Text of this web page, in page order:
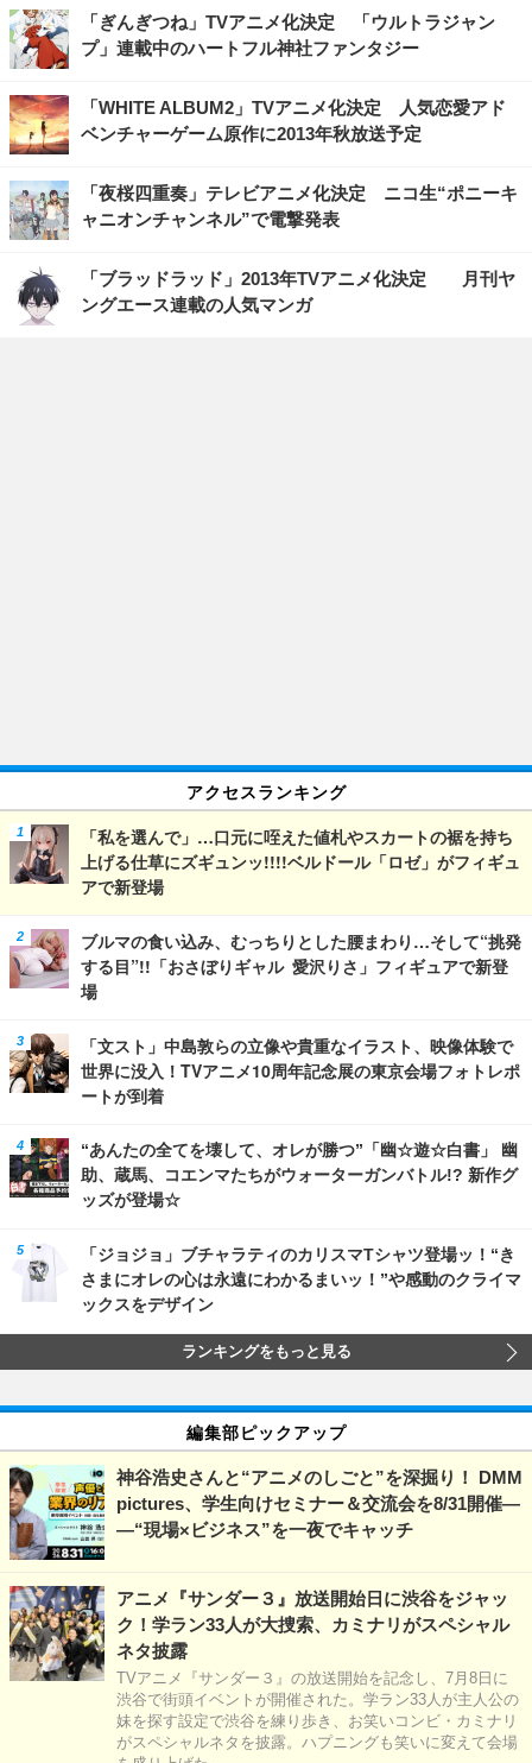
「ぎんぎつね」TVアニメ化決定 「ウルトラジャン
プ」連載中のハートフル神社ファンタジー
「WHITE ALBUM2」TVアニメ化決定 人気恋愛アド
ベンチャーゲーム原作に2013年秋放送予定
「夜桜四重奏」テレビアニメ化決定 ニコ生“ポニーキ
ャニオンチャンネル”で電撃発表
「ブラッドラッド」2013年TVアニメ化決定 月刊ヤ
ングエース連載の人気マンガ
アクセスランキング
「私を選んで」…口元に咥えた値札やスカートの裾を持ち
上げる仕草にズギュンッ!!!!ベルドール「ロゼ」がフィギュ
アで新登場
ブルマの食い込み、むっちりとした腰まわり…そして“挑発
する目”!!「おさぼりギャル 愛沢りさ」フィギュアで新登
場
「文スト」中島敦らの立像や貴重なイラスト、映像体験で
世界に没入！TVアニメ10周年記念展の東京会場フォトレポ
ートが到着
“あんたの全てを壊して、オレが勝つ”「幽☆遊☆白書」 幽
助、蔵馬、コエンマたちがウォーターガンバトル!? 新作グ
ッズが登場☆
「ジョジョ」ブチャラティのカリスマTシャツ登場ッ！“き
さまにオレの心は永遠にわかるまいッ！”や感動のクライマ
ックスをデザイン
ランキングをもっと見る
編集部ピックアップ
神谷浩史さんと“アニメのしごと”を深掘り！ DMM
pictures、学生向けセミナー＆交流会を8/31開催―
―“現場×ビジネス”を一夜でキャッチ
アニメ『サンダー３』放送開始日に渋谷をジャッ
ク！学ラン33人が大捜索、カミナリがスペシャル
ネタ披露
TVアニメ『サンダー３』の放送開始を記念し、7月8日に
渋谷で街頭イベントが開催された。学ラン33人が主人公の
妹を探す設定で渋谷を練り歩き、お笑いコンビ・カミナリ
がスペシャルネタを披露。ハプニングも笑いに変えて会場